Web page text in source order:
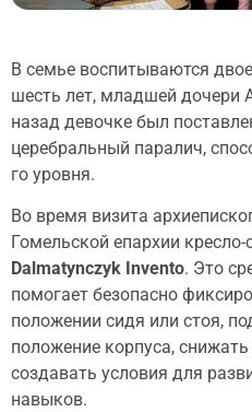
В семье воспитываются
шесть лет, младшей дочери
назад девочке был
церебральный паралич,
го уровня.
Во время визита
Гомельской епархии
Dalmatynczyk Invento. Это
помогает безопасно
положении сидя или стоя,
положение корпуса,
создавать условия для
навыков.